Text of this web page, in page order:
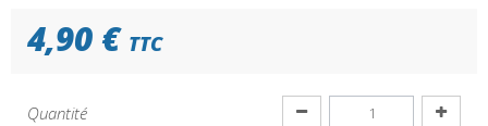
4,90 € TTC
Quantité